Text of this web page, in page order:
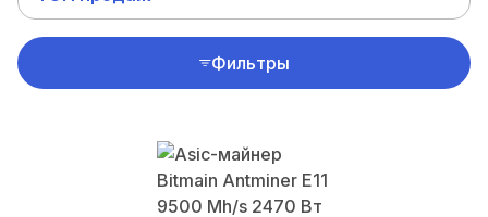
Фильтры